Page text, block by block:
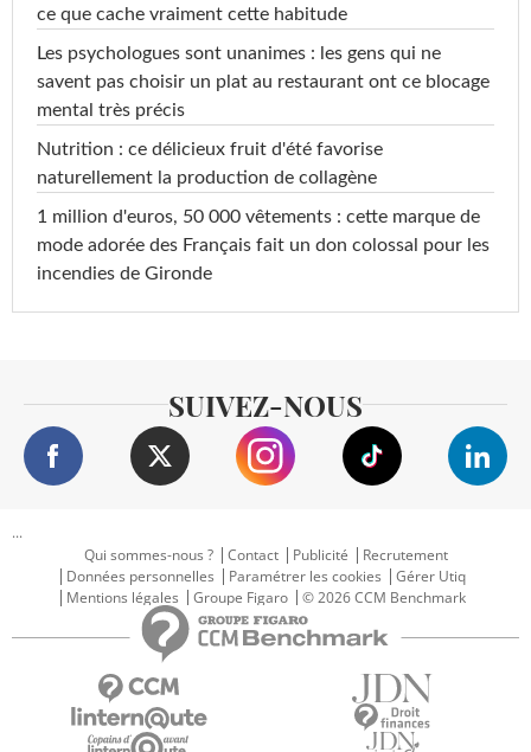
ce que cache vraiment cette habitude
Les psychologues sont unanimes : les gens qui ne
savent pas choisir un plat au restaurant ont ce blocage
mental très précis
Nutrition : ce délicieux fruit d'été favorise
naturellement la production de collagène
1 million d'euros, 50 000 vêtements : cette marque de
mode adorée des Français fait un don colossal pour les
incendies de Gironde
SUIVEZ-NOUS
...
Qui sommes-nous ?
Contact Publicité
Recrutement
Données personnelles
Paramétrer les cookies
Gérer Utiq
Mentions légales
Groupe Figaro © 2026 CCM Benchmark